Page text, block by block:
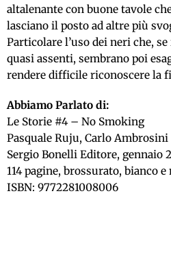
altalenante con buone tavole
lasciano il posto ad altre più
Particolare l’uso dei neri che,
quasi assenti, sembrano poi
rendere difficile riconoscere la
Abbiamo Parlato di:
Le Storie #4 – No Smoking
Pasquale Ruju, Carlo Ambrosini
Sergio Bonelli Editore, gennaio
114 pagine, brossurato, bianco
ISBN: 9772281008006